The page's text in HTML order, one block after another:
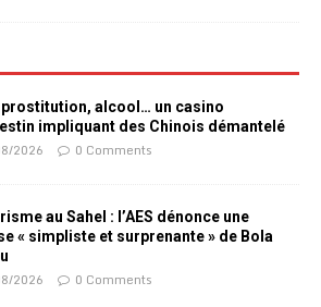
prostitution, alcool… un casino
impliquant des Chinois démantelé
2026 0 Comments
au Sahel : l’AES dénonce une
« simpliste et surprenante » de Bola
2026 0 Comments